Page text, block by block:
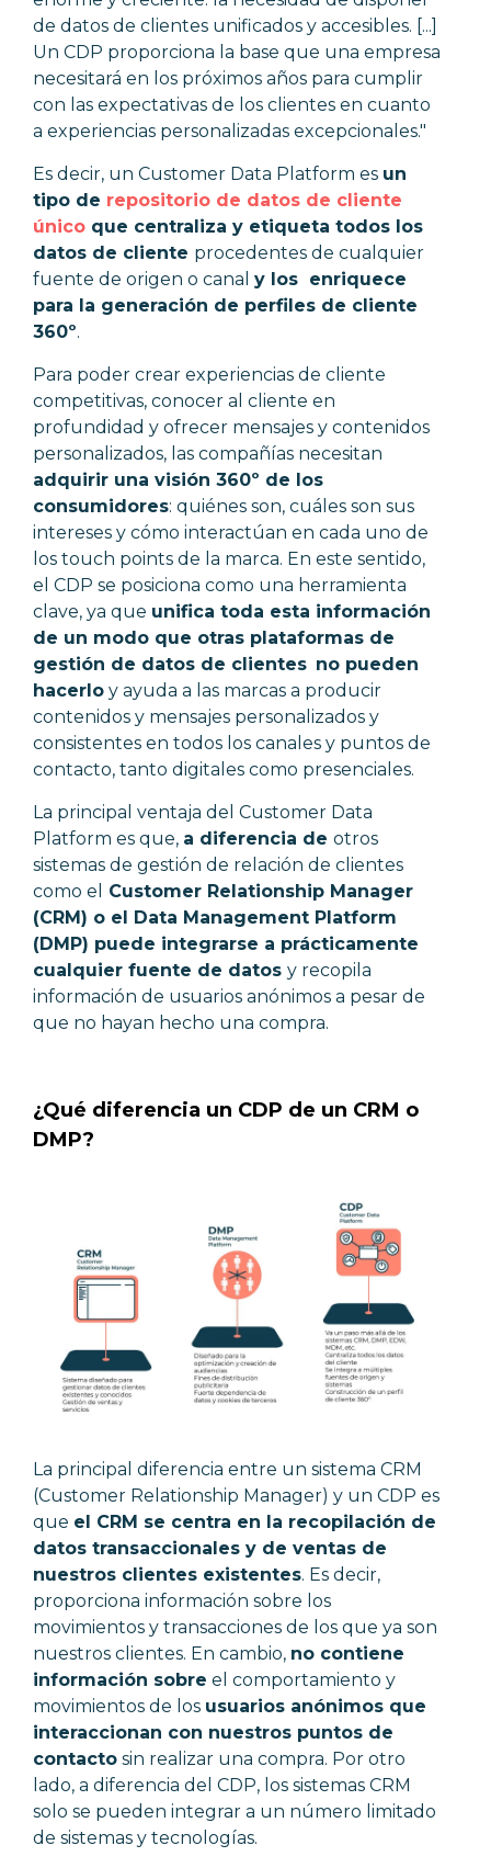
de datos de clientes unificados y accesibles. [...]
Un CDP proporciona la base que una empresa
necesitará en los próximos años para cumplir
con las expectativas de los clientes en cuanto
a experiencias personalizadas excepcionales."
Es decir, un Customer Data Platform es un
tipo de repositorio de datos de cliente
único que centraliza y etiqueta todos los
datos de cliente procedentes de cualquier
fuente de origen o canal y los enriquece
para la generación de perfiles de cliente
360º.
Para poder crear experiencias de cliente
competitivas, conocer al cliente en
profundidad y ofrecer mensajes y contenidos
personalizados, las compañías necesitan
adquirir una visión 360º de los
consumidores: quiénes son, cuáles son sus
intereses y cómo interactúan en cada uno de
los touch points de la marca. En este sentido,
el CDP se posiciona como una herramienta
clave, ya que unifica toda esta información
de un modo que otras plataformas de
gestión de datos de clientes no pueden
hacerlo y ayuda a las marcas a producir
contenidos y mensajes personalizados y
consistentes en todos los canales y puntos de
contacto, tanto digitales como presenciales.
La principal ventaja del Customer Data
Platform es que, a diferencia de otros
sistemas de gestión de relación de clientes
como el
Customer Relationship Manager
(CRM) o el Data Management Platform
(DMP) puede integrarse a prácticamente
cualquier fuente de datos y recopila
información de usuarios anónimos a pesar de
que no hayan hecho una compra.
¿Qué diferencia un CDP de un CRM o
DMP?
La principal diferencia entre un sistema CRM
(Customer Relationship Manager) y un CDP es
que el CRM se centra en la recopilación de
datos transaccionales y de ventas de
nuestros clientes existentes. Es decir,
proporciona información sobre los
movimientos y transacciones de los que ya son
nuestros clientes. En cambio, no contiene
información sobre el comportamiento y
movimientos de los usuarios anónimos que
interaccionan con nuestros puntos de
contacto sin realizar una compra. Por otro
lado, a diferencia del CDP, los sistemas CRM
solo se pueden integrar a un número limitado
de sistemas y tecnologías.